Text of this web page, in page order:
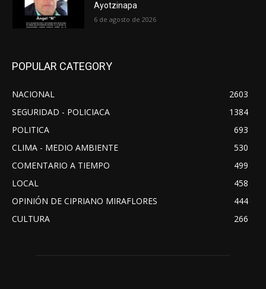
Ayotzinapa
6 de agosto de 2026
POPULAR CATEGORY
NACIONAL
2603
SEGURIDAD - POLICIACA
1384
POLITICA
693
CLIMA - MEDIO AMBIENTE
530
COMENTARIO A TIEMPO
499
LOCAL
458
OPINIÓN DE CIPRIANO MIRAFLORES
444
CULTURA
266